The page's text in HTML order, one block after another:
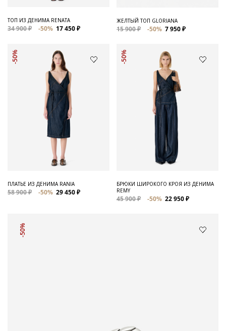
ТОП ИЗ ДЕНИМА RENATA
34 900 ₽ -50% 17 450 ₽
ЖЕЛТЫЙ ТОП GLORIANA
15 900 ₽ -50% 7 950 ₽
-50%
ПЛАТЬЕ ИЗ ДЕНИМА RANIA
58 900 ₽ -50% 29 450 ₽
-50%
БРЮКИ ШИРОКОГО КРОЯ ИЗ ДЕНИМА
REMY
45 900 ₽ -50% 22 950 ₽
-50%